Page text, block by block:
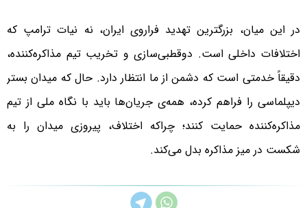
در این میان، بزرگترین تهدید فراروی ایران، نه نیات ترامپ که
اختلافات داخلی است. دوقطبی‌سازی و تخریب تیم مذاکره‌کننده،
دقیقاً خدمتی است که دشمن از ما انتظار دارد. حال که میدان بستر
دیپلماسی را فراهم کرده، همه‌ی جریان‌ها باید با نگاه ملی از تیم
مذاکره‌کننده حمایت کنند؛ چراکه اختلاف، پیروزی میدان را به
شکست در میز مذاکره بدل می‌کند.